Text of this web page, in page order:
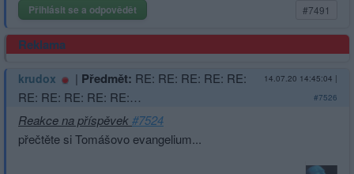
Přihlásit se a odpovědět #7491
Reklama
krudox | Předmět: RE: RE: RE: RE: RE:
RE: RE: RE: RE: RE:…
14.07.20 14:45:04 |
#7526
Reakce na příspěvek#7524
přečtěte si Tomášovo evangelium...